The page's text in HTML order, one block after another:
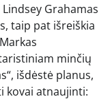
Grahamas
taip pat išreiškia
minčių
išdėstė planus,
kovai atnaujinti: